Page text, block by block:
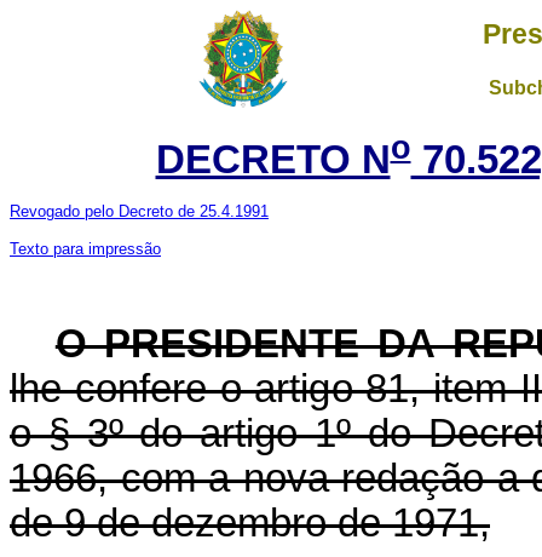
DECRETO No
Revogado pelo Decreto de 25.4.1991
Texto para impressão
O PRESIDENTE DA
lhe confere o artigo 81, item
o § 3º do artigo 1º do
1966, com a nova redação a
de 9 de dezembro de 1971,